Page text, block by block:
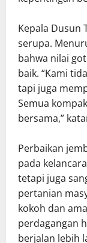
Kepala Dusun
serupa.
bahwa nilai
baik. “Kami
tapi juga
Semua
bersama,”
Perbaikan
pada
tetapi juga
pertanian
kokoh dan
perdagangan
berjalan lebih